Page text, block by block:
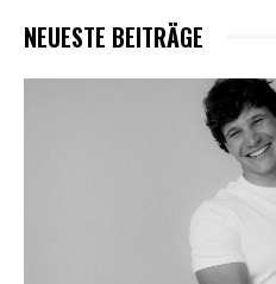
NEUESTE BEITRÄGE